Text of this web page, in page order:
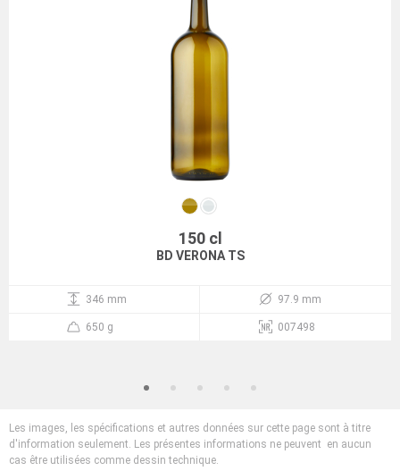
150 cl
BD VERONA TS
346 mm 97.9 mm
650 g 007498
Les images, les spécifications et autres données sur cette page sont à titre
d'information seulement. Les présentes informations ne peuvent en aucun
cas être utilisées comme dessin technique.